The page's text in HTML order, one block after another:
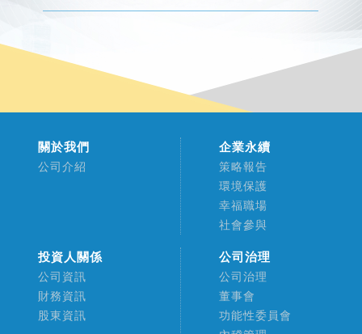
關於我們
公司介紹
企業永續
策略報告
環境保護
幸福職場
社會參與
投資人關係
公司資訊
財務資訊
股東資訊
公司治理
公司治理
董事會
功能性委員會